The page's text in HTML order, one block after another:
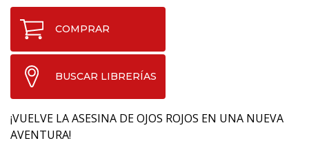
COMPRAR
BUSCAR LIBRERÍAS
¡VUELVE LA ASESINA DE OJOS ROJOS EN UNA NUEVA
AVENTURA!